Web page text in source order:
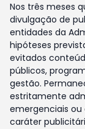
Nos três meses
divulgação de
entidades da
hipóteses
evitados
públicos,
gestão.
estritamente
emergenciais
caráter